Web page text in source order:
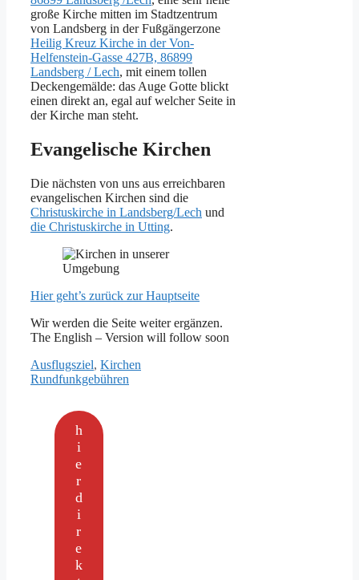
große Kirche mitten im Stadtzentrum
von Landsberg in der Fußgängerzone
Heilig Kreuz Kirche in der Von-
Helfenstein-Gasse 427B, 86899
Landsberg / Lech, mit einem tollen
Deckengemälde: das Auge Gotte blickt
einen direkt an, egal auf welcher Seite in
der Kirche man steht.
Evangelische Kirchen
Die nächsten von uns aus erreichbaren
evangelischen Kirchen sind die
Christuskirche in Landsberg/Lech und
die Christuskirche in Utting.
Hier geht’s zurück zur Hauptseite
Wir werden die Seite weiter ergänzen.
The English – Version will follow soon
Kategorien
Ausflugsziel, Kirchen
Rundfunkgebühren
h
i
e
r
d
i
r
e
k